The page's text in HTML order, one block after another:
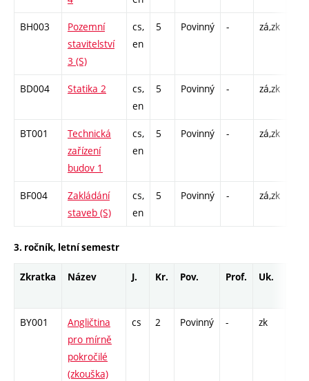
BH003
Pozemní
stavitelství
3 (S)
cs,
en
5 Povinný - zá,zk
BD004 Statika 2
cs,
en
5 Povinný - zá,zk
BT001
Technická
zařízení
budov 1
cs,
en
5 Povinný - zá,zk
BF004
Zakládání
staveb (S)
cs,
en
5 Povinný - zá,zk
3. ročník, letní semestr
Zkratka Název J. Kr. Pov. Prof. Uk.
BY001
Angličtina
pro mírně
pokročilé
(zkouška)
cs 2 Povinný - zk